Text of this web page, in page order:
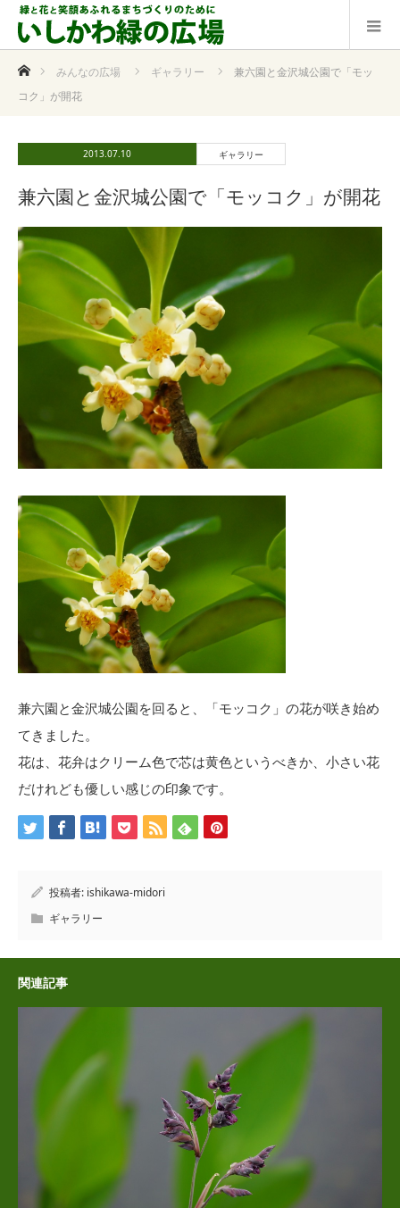
ホームみんなの広場 ギャラリー
兼六園と金沢城公園で「モッ
コク」が開花
2013.07.10 ギャラリー
兼六園と金沢城公園で「モッコク」が開花
兼六園と金沢城公園を回ると、「モッコク」の花が咲き始め
てきました。
花は、花弁はクリーム色で芯は黄色というべきか、小さい花
だけれども優しい感じの印象です。
投稿者: ishikawa-midori
ギャラリー
関連記事